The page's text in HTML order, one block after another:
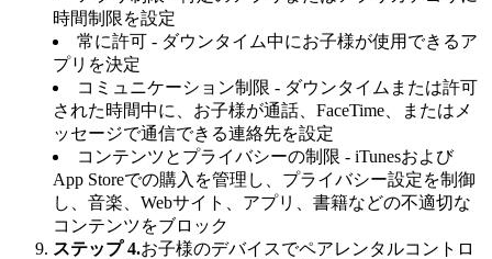
時間制限を設定
常に許可 - ダウンタイム中にお子様が使用できるア
プリを決定
コミュニケーション制限 - ダウンタイムまたは許可
された時間中に、お子様が通話、FaceTime、またはメ
ッセージで通信できる連絡先を設定
コンテンツとプライバシーの制限 - iTunesおよび
App Storeでの購入を管理し、プライバシー設定を制御
し、音楽、Webサイト、アプリ、書籍などの不適切な
コンテンツをブロック
ステップ 4.お子様のデバイスでペアレンタルコントロ